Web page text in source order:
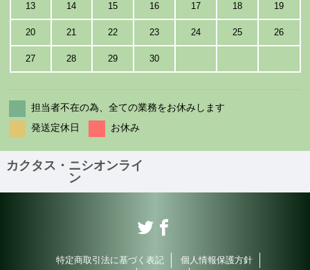
13 14 15 16 17 18 19
20 21 22 23 24 25 26
27 28 29 30
担当者不在の為、全ての業務をお休みします
発送定休日
お休み
カクタス・ニシオンライ
ン
特定商取引法に基づく表記 個人情報保護方針